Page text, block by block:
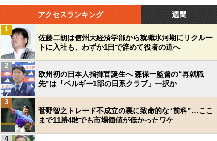
アクセスランキング 週間
佐藤二朗は信州大経済学部から就職氷河期にリクルー
トに入社も、わずか1日で辞めて役者の道へ
1
欧州初の日本人指揮官誕生へ 森保一監督の“再就職
先”は「ベルギー1部の日系クラブ」一択か
2
菅野智之トレード不成立の裏に致命的な“前科”…ここ
まで11勝4敗でも市場価値が低かったワケ
3
4